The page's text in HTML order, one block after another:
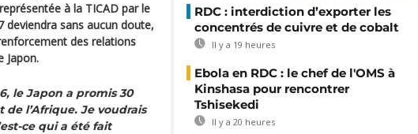
à la TICAD par le
deviendra sans aucun doute,
des relations
Japon.
le Japon a promis 30
l’Afrique. Je voudrais
ce qui a été fait
RDC : interdiction d’exporter les
concentrés de cuivre et de cobalt
Il y a 19 heures
Ebola en RDC : le chef de l'OMS à
Kinshasa pour rencontrer
Tshisekedi
Il y a 20 heures